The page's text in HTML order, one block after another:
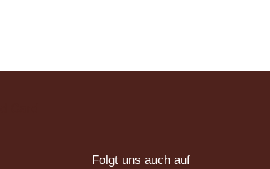
Folgt uns auch auf